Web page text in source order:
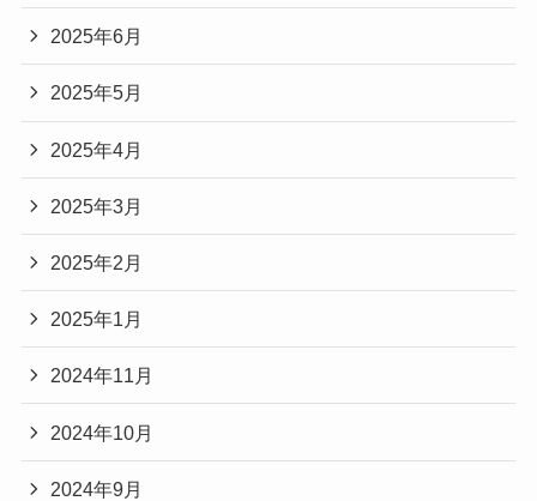
2025年6月
2025年5月
2025年4月
2025年3月
2025年2月
2025年1月
2024年11月
2024年10月
2024年9月